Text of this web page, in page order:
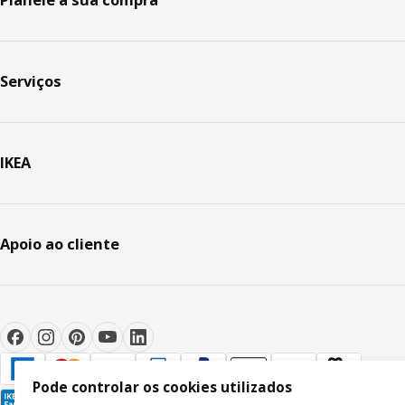
Serviços
IKEA
Apoio ao cliente
Pode controlar os cookies utilizados